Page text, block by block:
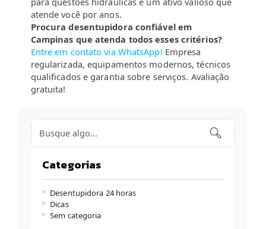
atende você por anos.
Procura desentupidora confiável em
Campinas que atenda todos esses critérios?
Entre em contato via WhatsApp! Empresa
regularizada, equipamentos modernos, técnicos
qualificados e garantia sobre serviços. Avaliação
gratuita!
Categorias
Desentupidora 24 horas
Dicas
Sem categoria